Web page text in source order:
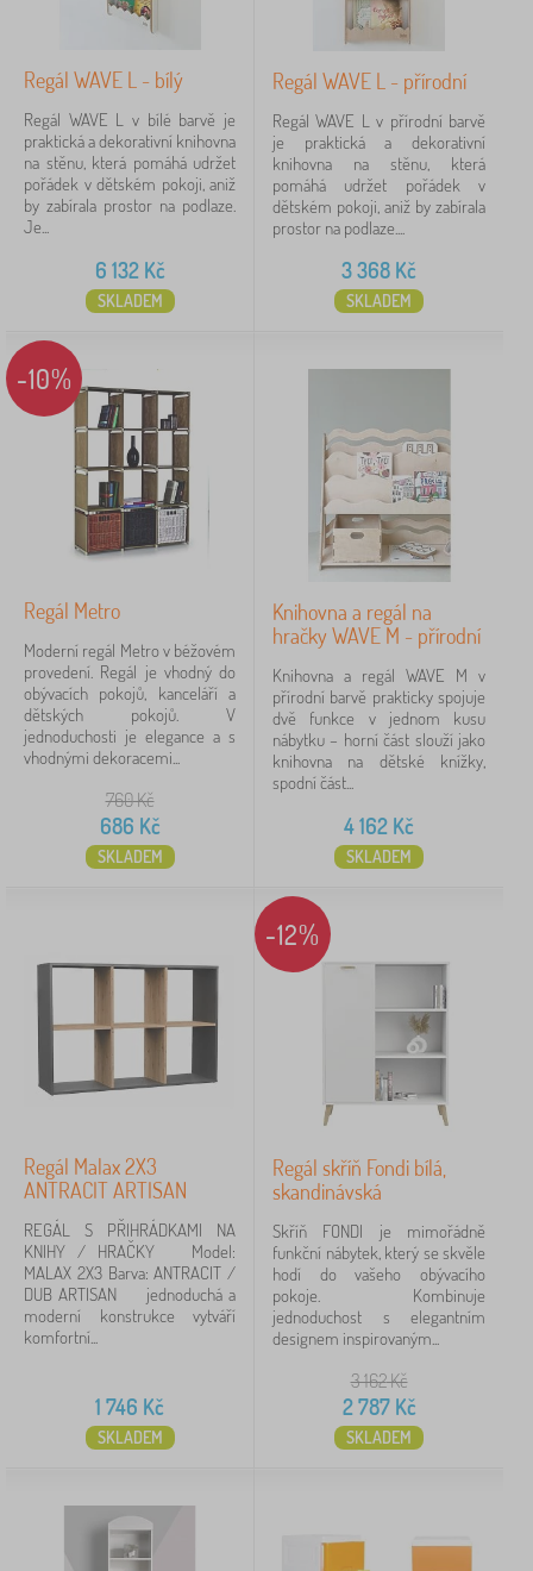
Vyhledat v rámci filtru
Dostupnost
Typ nabídky
Štítky
FILTROVÁNÍ
Regál WAVE L - bílý
Regál WAVE L v bílé barvě je
praktická a dekorativní knihovna
na stěnu, která pomáhá udržet
pořádek v dětském pokoji, aniž
by zabírala prostor na podlaze.
Je...
6 132Kč
SKLADEM
Regál WAVE L - přírodní
Regál WAVE L v přírodní barvě
je praktická a dekorativní
knihovna na stěnu, která
pomáhá udržet pořádek v
dětském pokoji, aniž by zabírala
prostor na podlaze....
3 368 Kč
SKLADEM
-10%
Regál Metro
Moderní regál Metro v béžovém
provedení. Regál je vhodný do
obývacích pokojů, kanceláří a
dětských pokojů. V
jednoduchosti je elegance a s
vhodnými dekoracemi...
760Kč
686 Kč
SKLADEM
Knihovna a regál na
hračky WAVE M - přírodní
Knihovna a regál WAVE M v
přírodní barvě prakticky spojuje
dvě funkce v jednom kusu
nábytku – horní část slouží jako
knihovna na dětské knížky,
spodní část...
4 162 Kč
SKLADEM
Regál Malax 2X3
ANTRACIT ARTISAN
REGÁL S PŘIHRÁDKAMI NA
KNIHY / HRAČKY Model:
MALAX 2X3 Barva: ANTRACIT /
DUB ARTISAN jednoduchá a
moderní konstrukce vytváří
komfortní...
1 746 Kč
SKLADEM
-12%
Regál skříň Fondi bílá,
skandinávská
Skříň FONDI je mimořádně
funkční nábytek, který se skvěle
hodí do vašeho obývacího
pokoje. Kombinuje
jednoduchost s elegantním
designem inspirovaným...
3 162Kč
2 787Kč
SKLADEM